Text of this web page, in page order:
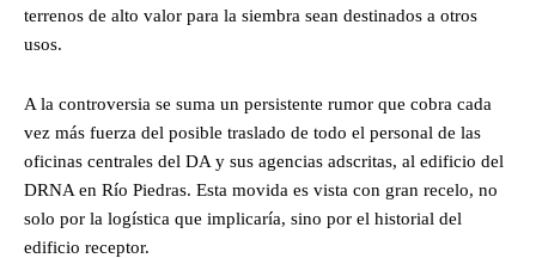
terrenos de alto valor para la siembra sean destinados a otros
usos.
A la controversia se suma un persistente rumor que cobra cada
vez más fuerza del posible traslado de todo el personal de las
oficinas centrales del DA y sus agencias adscritas, al edificio del
DRNA en Río Piedras. Esta movida es vista con gran recelo, no
solo por la logística que implicaría, sino por el historial del
edificio receptor.